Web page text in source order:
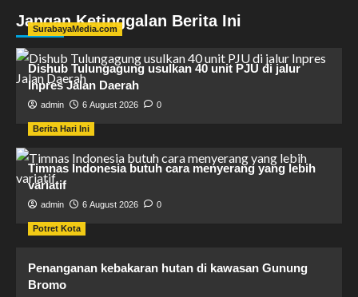
Jangan Ketinggalan Berita Ini
SurabayaMedia.com
Dishub Tulungagung usulkan 40 unit PJU di jalur
Inpres Jalan Daerah
admin 6 August 2026 0
Berita Hari Ini
Timnas Indonesia butuh cara menyerang yang lebih
variatif
admin 6 August 2026 0
Potret Kota
Penanganan kebakaran hutan di kawasan Gunung
Bromo